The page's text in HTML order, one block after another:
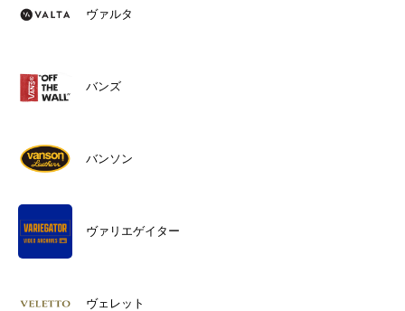
ヴァルタ
バンズ
バンソン
ヴァリエゲイター
ヴェレット